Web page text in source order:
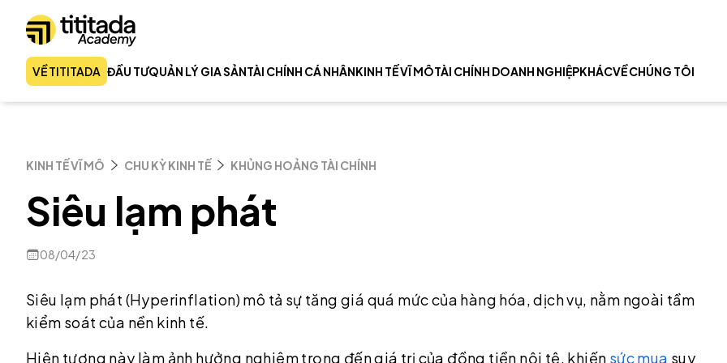
VỀ TITITADA ĐẦU TƯQUẢN LÝ GIA SẢNTÀI CHÍNH CÁ NHÂNKINH TẾ VĨ MÔTÀI CHÍNH DOANH NGHIỆPKHÁCVỀ CHÚNG TÔI
KINH TẾ VĨ MÔ CHU KỲ KINH TẾ KHỦNG HOẢNG TÀI CHÍNH
Siêu lạm phát
08/04/23
Siêu lạm phát (Hyperinflation) mô tả sự tăng giá quá mức của hàng hóa, dịch vụ, nằm ngoài tầm
kiểm soát của nền kinh tế.
Hiện tượng này làm ảnh hưởng nghiêm trọng đến giá trị của đồng tiền nội tệ, khiến sức mua suy